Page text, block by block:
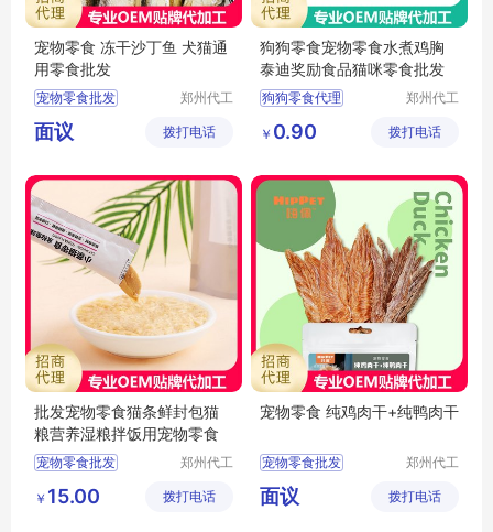
宠物零食 冻干沙丁鱼 犬猫通
用零食批发
宠物零食批发
宠物零食代理
宠物零食招商
犬猫零食批发
郑州代工
技有限公
面议 拨打电话
狗狗零食宠物零食水煮鸡胸
泰迪奖励食品猫咪零食批发
狗狗零食代理
狗狗零食加工
猫咪零食批发
郑州代工
技有限公
￥ 0.90 拨打电话
批发宠物零食猫条鲜封包猫
粮营养湿粮拌饭用宠物零食
宠物零食批发
宠物零食批发价格
郑州代工
技有限公
￥ 15.00 拨打电话
宠物零食 纯鸡肉干+纯鸭肉干
宠物零食批发
宠物零食代工
宠物零食定制
郑州代工
技有限公
面议 拨打电话